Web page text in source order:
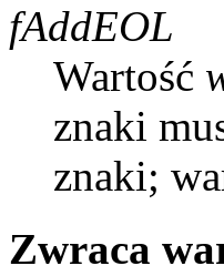
fAddEOL
Wartość
znaki
znaki;
Zwraca